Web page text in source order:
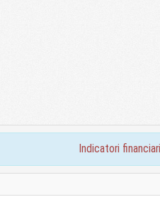
indicatori